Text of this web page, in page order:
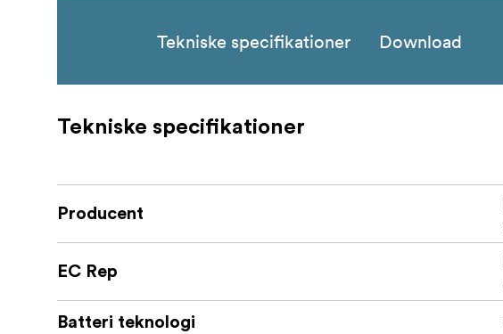
Tekniske specifikationer Download
Tekniske specifikationer
Producent
EC Rep
Batteri teknologi